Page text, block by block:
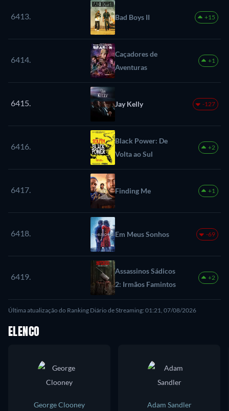
6413. Bad Boys II +15
6414.
Caçadores de
Aventuras
+1
6415. Jay Kelly -127
6416.
Black Power: De
Volta ao Sul
+2
6417. Finding Me +1
6418. Em Meus Sonhos -69
6419.
Assassinos Sádicos
2: Irmãos Famintos
+2
Última atualização do Ranking Diário de Streaming: 01:21, 07/08/2026
ELENCO
George Clooney
Adam Sandler